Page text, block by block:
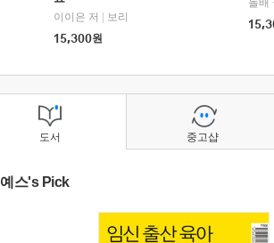
이이은 저
보리
15,300원
돌배
도서
예스's Pick
중고샵